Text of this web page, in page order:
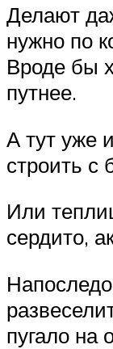
Делают
нужно по
Вроде бы
путнее.
А тут уже
строить с
Или
сердито,
пугало на